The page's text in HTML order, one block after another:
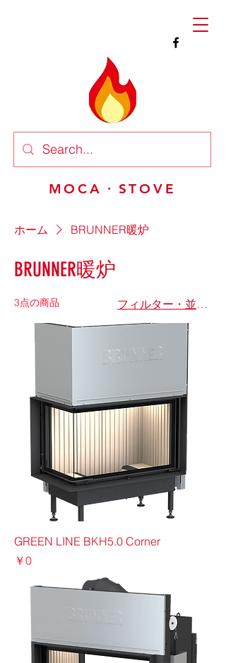
MOCA・STOVE
ホーム BRUNNER暖炉
BRUNNER暖炉
3点の商品 フィルター・並び替え
GREEN LINE BKH5.0 Corner
価格
￥0